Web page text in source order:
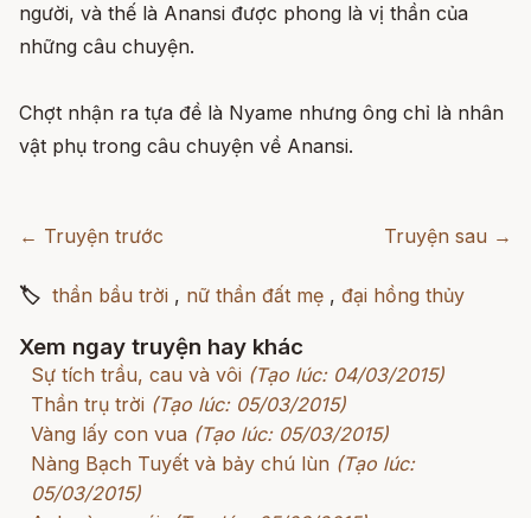
người, và thế là Anansi được phong là vị thần của
những câu chuyện.
Chợt nhận ra tựa đề là Nyame nhưng ông chỉ là nhân
vật phụ trong câu chuyện về Anansi.
← Truyện trước Truyện sau →
🏷 thần bầu trời , nữ thần đất mẹ , đại hồng thủy
Xem ngay truyện hay khác
Sự tích trầu, cau và vôi (Tạo lúc: 04/03/2015)
Thần trụ trời (Tạo lúc: 05/03/2015)
Vàng lấy con vua (Tạo lúc: 05/03/2015)
Nàng Bạch Tuyết và bảy chú lùn (Tạo lúc:
05/03/2015)